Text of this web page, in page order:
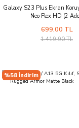
Galaxy S23 Plus Ekran
Neo Flex HD (2
699,00 TL
1.419,90 TL
%58 İndirim